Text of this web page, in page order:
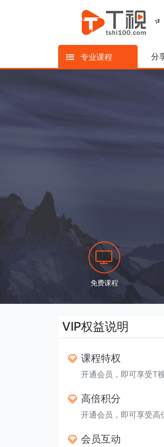
专业课程 分
免费课程
VIP权益说明
课程特权
开通会员，即可享受T
高倍积分
开通会员，即可享受高
会员互动